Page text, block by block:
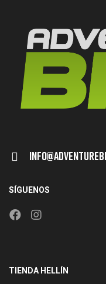
SÍGUENOS
TIENDA HELLÍN